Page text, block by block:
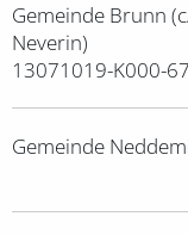
Gemeinde Brunn
13071019-K000-67
Gemeinde